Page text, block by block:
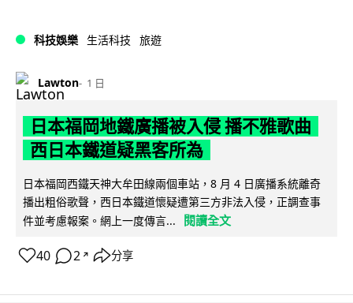
科技娛樂 生活科技 旅遊
Lawton 1 日
日本福岡地鐵廣播被入侵 播不雅歌曲
西日本鐵道疑黑客所為
日本福岡西鐵天神大牟田線兩個車站，8 月 4 日廣播系統離奇
播出粗俗歌聲，西日本鐵道懷疑遭第三方非法入侵，正調查事
件並考慮報案。網上一度傳言...
閱讀全文
40 2 ↗ 分享